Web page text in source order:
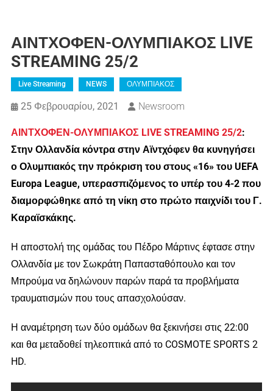
ΑΙΝΤΧΟΦΕΝ-ΟΛΥΜΠΙΑΚΟΣ LIVE
STREAMING 25/2
Live Streaming NEWS ΟΛΥΜΠΙΑΚΟΣ
25 Φεβρουαρίου, 2021 Newsroom
ΑΙΝΤΧΟΦΕΝ-ΟΛΥΜΠΙΑΚΟΣ LIVE STREAMING 25/2:
Στην Ολλανδία κόντρα στην Αϊντχόφεν θα κυνηγήσει
ο Ολυμπιακός την πρόκριση του στους «16» του UEFA
Europa League, υπερασπιζόμενος το υπέρ του 4-2 που
διαμορφώθηκε από τη νίκη στο πρώτο παιχνίδι του Γ.
Καραϊσκάκης.
Η αποστολή της ομάδας του Πέδρο Μάρτινς έφτασε στην
Ολλανδία με τον Σωκράτη Παπασταθόπουλο και τον
Μπρούμα να δηλώνουν παρών παρά τα προβλήματα
τραυματισμών που τους απασχολούσαν.
Η αναμέτρηση των δύο ομάδων θα ξεκινήσει στις 22:00
και θα μεταδοθεί τηλεοπτικά από το COSMOTE SPORTS 2
HD.